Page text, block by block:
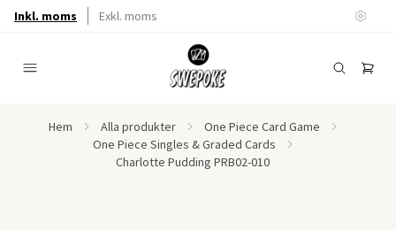
Inkl. moms Exkl. moms
Hem Alla produkter
One Piece Card Game
One Piece Singles & Graded Cards
Charlotte Pudding PRB02-010